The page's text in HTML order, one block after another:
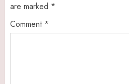
are marked *
Comment *